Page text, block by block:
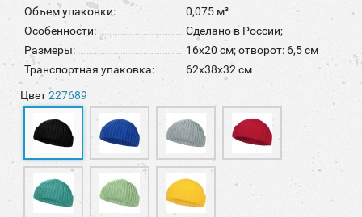
Объем упаковки:
0,075 м³
Особенности:
Сделано в России;
Размеры:
16x20 см; отворот: 6,5 см
Транспортная упаковка:
62x38x32 см
Цвет227689